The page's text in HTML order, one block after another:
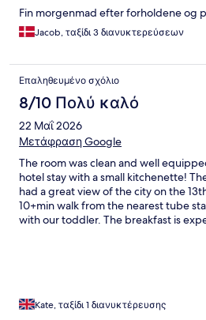
Fin morgenmad efter forholdene og
Jacob, ταξίδι 3 διανυκτερεύσεων
Επαληθευμένο σχόλιο
8/10 Πολύ καλό
22 Μαΐ 2026
Μετάφραση Google
The room was clean and well
hotel stay with a small kitchenette!
had a great view of the city on the
10+min walk from the nearest tube
with our toddler. The breakfast is
Kate, ταξίδι 1 διανυκτέρευσης